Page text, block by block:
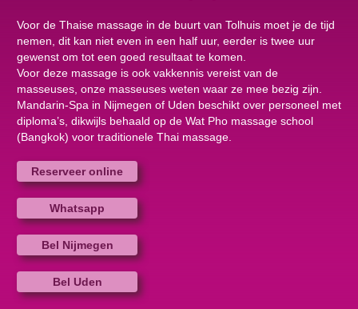
Voor de Thaise massage in de buurt van Tolhuis moet je de tijd
nemen, dit kan niet even in een half uur, eerder is twee uur
gewenst om tot een goed resultaat te komen.
Voor deze massage is ook vakkennis vereist van de
masseuses, onze masseuses weten waar ze mee bezig zijn.
Mandarin-Spa in Nijmegen of Uden beschikt over personeel met
diploma’s, dikwijls behaald op de Wat Pho massage school
(Bangkok) voor traditionele Thai massage.
Reserveer online
Whatsapp
Bel Nijmegen
Bel Uden